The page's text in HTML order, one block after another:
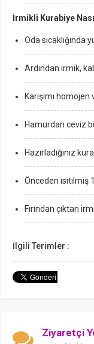
İrmikli Kurabiye
Oda sıcaklığında
Ardından irmik,
Karışımı
Hamurdan ceviz
Hazırladığınız
Önceden
Fırından çıktan
İlgili Terimler :
Ziyaretçi